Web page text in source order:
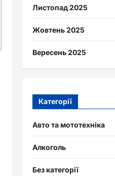
Листопад 2025
Жовтень 2025
Вересень 2025
Категорії
Авто та мототехніка
Алкоголь
Без категорії